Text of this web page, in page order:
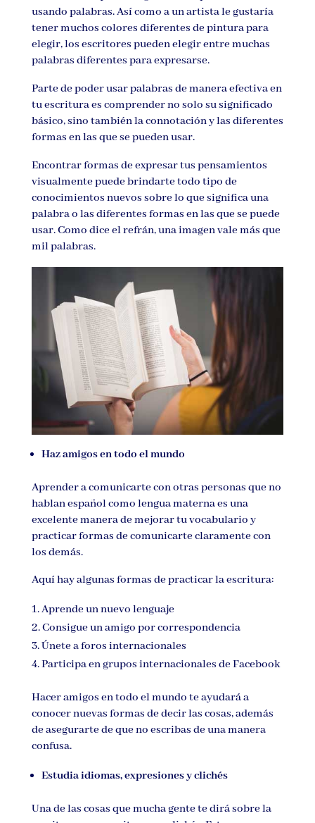
usando palabras. Así como a un artista le gustaría
tener muchos colores diferentes de pintura para
elegir, los escritores pueden elegir entre muchas
palabras diferentes para expresarse.
Parte de poder usar palabras de manera efectiva en
tu escritura es comprender no solo su significado
básico, sino también la connotación y las diferentes
formas en las que se pueden usar.
Encontrar formas de expresar tus pensamientos
visualmente puede brindarte todo tipo de
conocimientos nuevos sobre lo que significa una
palabra o las diferentes formas en las que se puede
usar. Como dice el refrán, una imagen vale más que
mil palabras.
Haz amigos en todo el mundo
Aprender a comunicarte con otras personas que no
hablan español como lengua materna es una
excelente manera de mejorar tu vocabulario y
practicar formas de comunicarte claramente con
los demás.
Aquí hay algunas formas de practicar la escritura:
Aprende un nuevo lenguaje
Consigue un amigo por correspondencia
Únete a foros internacionales
Participa en grupos internacionales de Facebook
Hacer amigos en todo el mundo te ayudará a
conocer nuevas formas de decir las cosas, además
de asegurarte de que no escribas de una manera
confusa.
Estudia idiomas, expresiones y clichés
Una de las cosas que mucha gente te dirá sobre la